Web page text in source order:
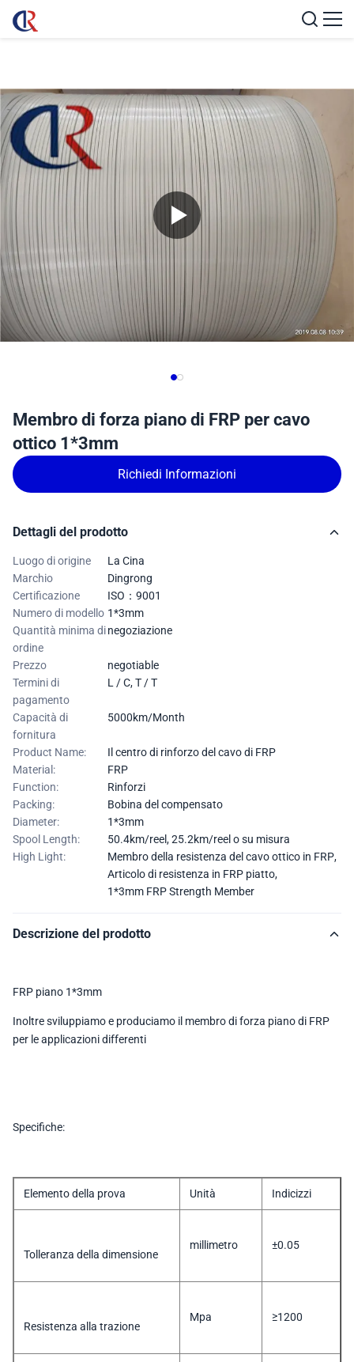
Membro di forza piano di FRP per cavo
ottico 1*3mm
Richiedi Informazioni
Dettagli del prodotto
Luogo di origine
La Cina
Marchio
Dingrong
Certificazione
ISO：9001
Numero di modello 1*3mm
Quantità minima di
ordine
negoziazione
Prezzo
negotiable
Termini di
pagamento
L / C, T / T
Capacità di
fornitura
5000km/Month
Product Name:
Il centro di rinforzo del cavo di FRP
Material:
FRP
Function:
Rinforzi
Packing:
Bobina del compensato
Diameter:
1*3mm
Spool Length:
50.4km/reel, 25.2km/reel o su misura
High Light:
Membro della resistenza del cavo ottico in FRP,
Articolo di resistenza in FRP piatto,
1*3mm FRP Strength Member
Descrizione del prodotto
FRP piano 1*3mm
Inoltre sviluppiamo e produciamo il membro di forza piano di FRP
per le applicazioni differenti
Specifiche:
Elemento della prova Unità Indicizzi
Tolleranza della dimensione
millimetro ±0.05
Resistenza alla trazione
Mpa ≥1200